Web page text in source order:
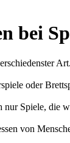
bei
oder
Spiele, die
von